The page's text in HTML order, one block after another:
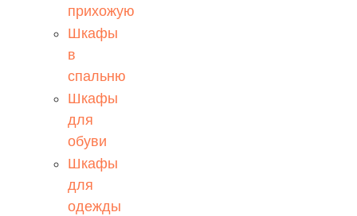
прихожую
Шкафы
в
спальню
Шкафы
для
обуви
Шкафы
для
одежды